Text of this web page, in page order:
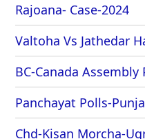
Rajoana- Case-2024
Valtoha Vs Jathedar
BC-Canada Assembly
Panchayat Polls-
Chd-Kisan Morcha-